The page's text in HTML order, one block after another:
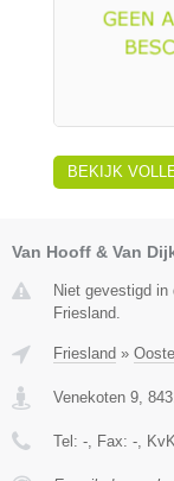
BEKIJK
Van Hooff & Van
Niet gevestigd
Friesland.
Friesland »
Venekoten 9
Tel: - , Fax: - ,